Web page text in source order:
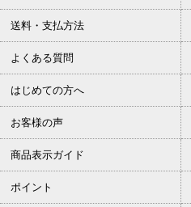
送料・支払方法
よくある質問
はじめての方へ
お客様の声
商品表示ガイド
ポイント